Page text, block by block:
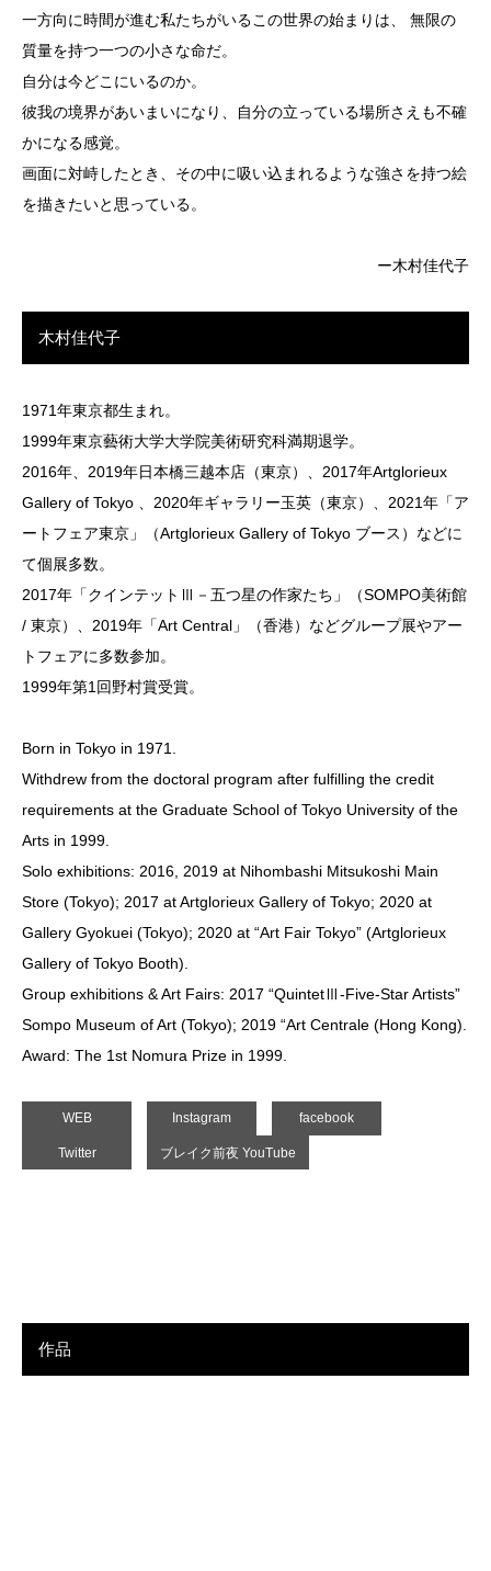
一方向に時間が進む私たちがいるこの世界の始まりは、 無限の
質量を持つ一つの小さな命だ。
自分は今どこにいるのか。
彼我の境界があいまいになり、自分の立っている場所さえも不確
かになる感覚。
画面に対峙したとき、その中に吸い込まれるような強さを持つ絵
を描きたいと思っている。
ー木村佳代子
木村佳代子
1971年東京都生まれ。
1999年東京藝術大学大学院美術研究科満期退学。
2016年、2019年日本橋三越本店（東京）、2017年Artglorieux
Gallery of Tokyo 、2020年ギャラリー玉英（東京）、2021年「ア
ートフェア東京」（Artglorieux Gallery of Tokyo ブース）などに
て個展多数。
2017年「クインテットⅢ－五つ星の作家たち」（SOMPO美術館
/ 東京）、2019年「Art Central」（香港）などグループ展やアー
トフェアに多数参加。
1999年第1回野村賞受賞。
Born in Tokyo in 1971.
Withdrew from the doctoral program after fulfilling the credit
requirements at the Graduate School of Tokyo University of the
Arts in 1999.
Solo exhibitions: 2016, 2019 at Nihombashi Mitsukoshi Main
Store (Tokyo); 2017 at Artglorieux Gallery of Tokyo; 2020 at
Gallery Gyokuei (Tokyo); 2020 at “Art Fair Tokyo” (Artglorieux
Gallery of Tokyo Booth).
Group exhibitions & Art Fairs: 2017 “QuintetⅢ-Five-Star Artists”
Sompo Museum of Art (Tokyo); 2019 “Art Centrale (Hong Kong).
Award: The 1st Nomura Prize in 1999.
WEB Instagram facebook
Twitter ブレイク前夜 YouTube
作品